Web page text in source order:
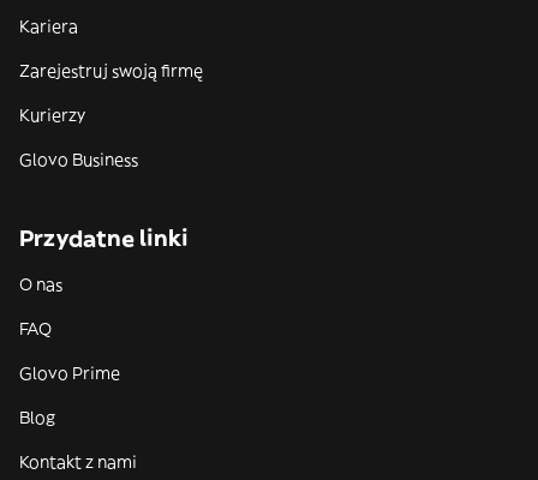
Kariera
Zarejestruj swoją firmę
Kurierzy
Glovo Business
Przydatne linki
O nas
FAQ
Glovo Prime
Blog
Kontakt z nami